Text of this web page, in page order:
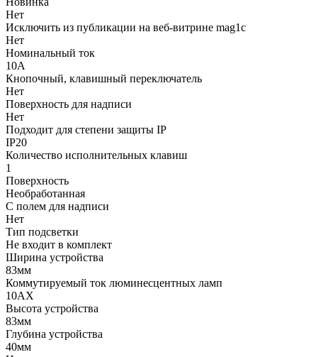
Нет
Исключить из публикации на веб-витрине mag1c
Нет
Номинальный ток
10А
Кнопочный, клавишный переключатель
Нет
Поверхность для надписи
Нет
Подходит для степени защиты IP
IP20
Количество исполнительных клавиш
1
Поверхность
Необработанная
С полем для надписи
Нет
Тип подсветки
Не входит в комплект
Ширина устройства
83мм
Коммутируемый ток люминесцентных ламп
10AX
Высота устройства
83мм
Глубина устройства
40мм